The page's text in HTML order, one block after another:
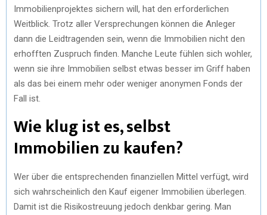
Immobilienprojektes sichern will, hat den erforderlichen
Weitblick. Trotz aller Versprechungen können die Anleger
dann die Leidtragenden sein, wenn die Immobilien nicht den
erhofften Zuspruch finden. Manche Leute fühlen sich wohler,
wenn sie ihre Immobilien selbst etwas besser im Griff haben
als das bei einem mehr oder weniger anonymen Fonds der
Fall ist.
Wie klug ist es, selbst
Immobilien zu kaufen?
Wer über die entsprechenden finanziellen Mittel verfügt, wird
sich wahrscheinlich den Kauf eigener Immobilien überlegen.
Damit ist die Risikostreuung jedoch denkbar gering. Man